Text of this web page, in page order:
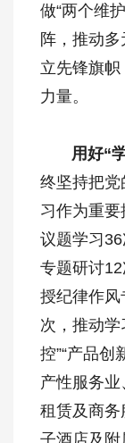
做“两个维
阵，推动
立先锋旗
力量。
用好“
终坚持把党
习作为重
议题学习
专题研讨
授纪律作
次，推动学
控”“产品创
产性服务业
租赁及商
子酒店及附